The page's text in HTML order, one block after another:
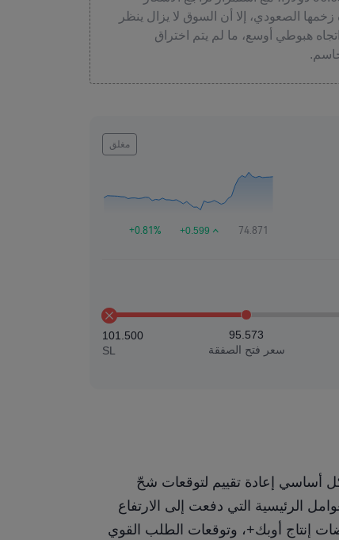
الصعودي، إلا أن السوق لا يزال ينظر
هبوطي أوسع، ما لم يتم اختراق
مغلق
74.871
+0.599
+0.81%
95.573
سعر فتح الصفقة
101.500
SL